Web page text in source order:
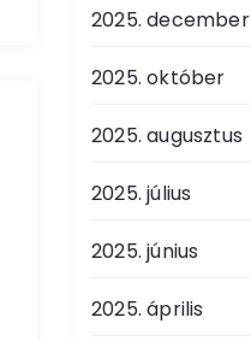
2025. december
2025. október
2025. augusztus
2025. július
2025. június
2025. április